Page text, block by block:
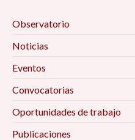
Observatorio
Noticias
Eventos
Convocatorias
Oportunidades de trabajo
Publicaciones